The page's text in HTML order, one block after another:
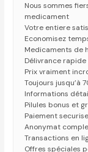
Nous sommes
medicament
Votre entiere
Economisez
Medicaments de
Délivrance
Prix vraiment
Toujours jusqu’à
Informations
Pilules bonus et
Paiement securise
Anonymat
Transactions en
Offres spéciales